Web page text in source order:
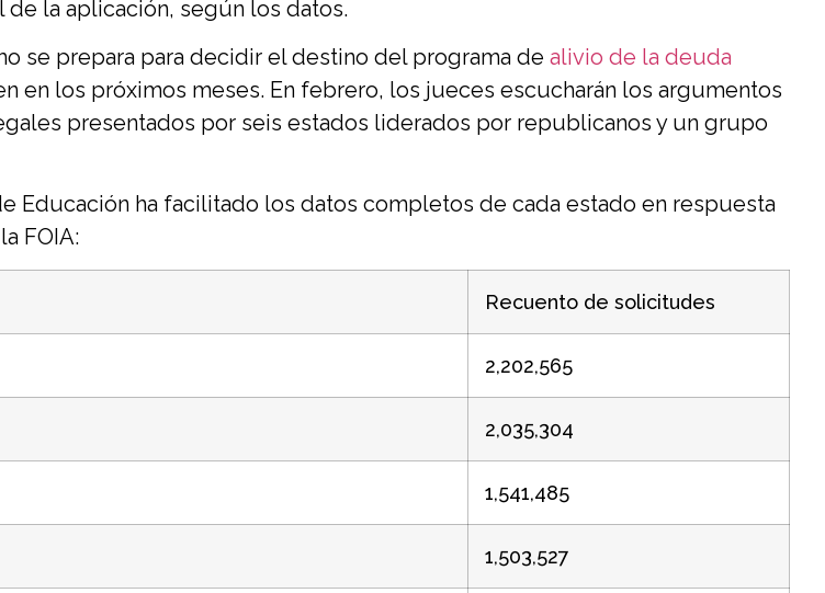
de la aplicación, según los datos.
se prepara para decidir el destino del programa de alivio de la deuda
en los próximos meses. En febrero, los jueces escucharán los argumentos
presentados por seis estados liderados por republicanos y un grupo
Educación ha facilitado los datos completos de cada estado en respuesta
FOIA:
Recuento de solicitudes
2,202,565
2,035,304
1,541,485
1,503,527